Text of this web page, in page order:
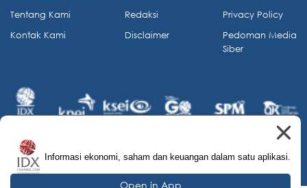
Tentang Kami
Kontak Kami
Redaksi
Disclaimer
Privacy Policy
Pedoman Media
Siber
© 2026 IDX Channel. All Rights Reserved.
Informasi ekonomi, saham dan keuangan dalam satu aplikasi.
Open in App